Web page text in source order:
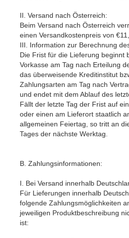
II. Versand nach Österreich:
Beim Versand nach Österreich
einen Versandkostenpreis von
III. Information zur Berechnung
Die Frist für die Lieferung beginnt
Vorkasse am Tag nach Erteilung
das überweisende Kreditinstitut
Zahlungsarten am Tag nach
und endet mit dem Ablauf des
Fällt der letzte Tag der Frist auf
oder einen am Lieferort staatlich
allgemeinen Feiertag, so tritt an
Tages der nächste Werktag.
B. Zahlungsinformationen:
I. Bei Versand innerhalb
Für Lieferungen innerhalb
folgende Zahlungsmöglichkeiten
jeweiligen Produktbeschreibung
ist: